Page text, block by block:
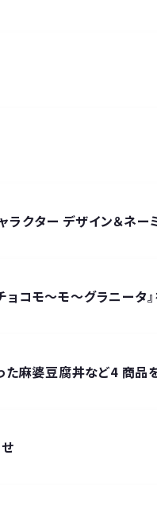
クター デザイン＆ネー
コモ～モ～グラニータ
た麻婆豆腐丼など4 商品